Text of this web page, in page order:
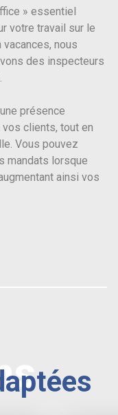
» essentiel
votre travail sur le
nous
des inspecteurs
présence
clients, tout en
Vous pouvez
mandats lorsque
ainsi vos